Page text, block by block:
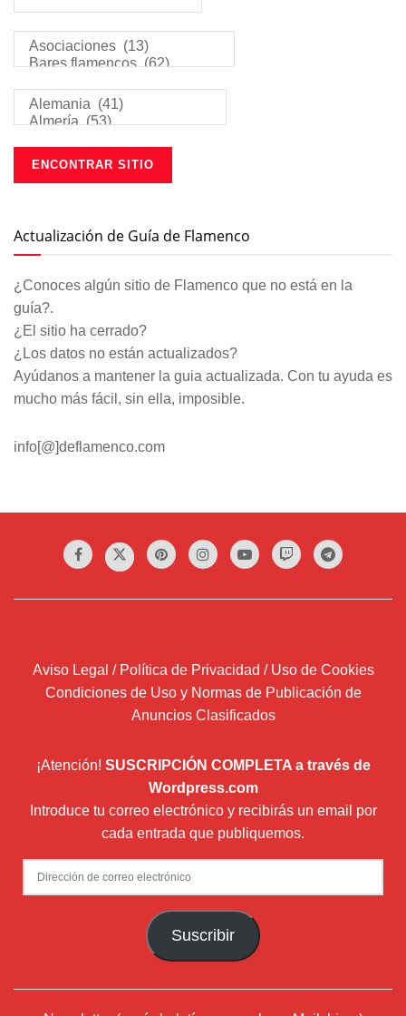
Actualización de Guía de Flamenco
¿Conoces algún sitio de Flamenco que no está en la
guía?.
¿El sitio ha cerrado?
¿Los datos no están actualizados?
Ayúdanos a mantener la guia actualizada. Con tu ayuda es
mucho más fácil, sin ella, imposible.
info[@]deflamenco.com
Aviso Legal / Política de Privacidad / Uso de Cookies
Condiciones de Uso y Normas de Publicación de
Anuncios Clasificados
¡Atención! SUSCRIPCIÓN COMPLETA a través de
Wordpress.com
Introduce tu correo electrónico y recibirás un email por
cada entrada que publiquemos.
Dirección
de
Suscribir